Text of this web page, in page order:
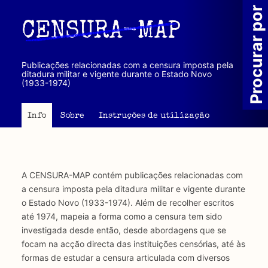
principal
CENSURA-MAP
Publicações relacionadas com a censura imposta pela
ditadura militar e vigente durante o Estado Novo
(1933-1974)
Info Sobre Instruções de utilização
A CENSURA-MAP contém publicações relacionadas com
a censura imposta pela ditadura militar e vigente durante
o Estado Novo (1933-1974). Além de recolher escritos
até 1974, mapeia a forma como a censura tem sido
investigada desde então, desde abordagens que se
focam na acção directa das instituições censórias, até às
formas de estudar a censura articulada com diversos
Procurar por